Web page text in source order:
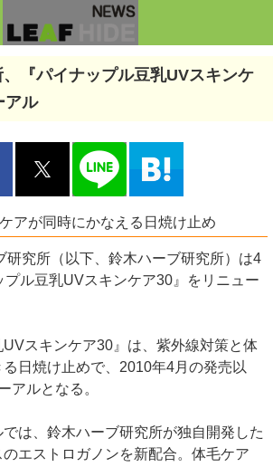
『パイナップル豆乳UVスキンケ
アル
アが同時にかなえる日焼け止め
研究所（以下、鈴木ハーブ研究所）は4
プル豆乳UVスキンケア30』をリニュー
UVスキンケア30』は、紫外線対策と体
日焼け止めで、2010年4月の発売以
アルとなる。
は、鈴木ハーブ研究所が独自開発した
エストロガノンを新配合。体毛ケア